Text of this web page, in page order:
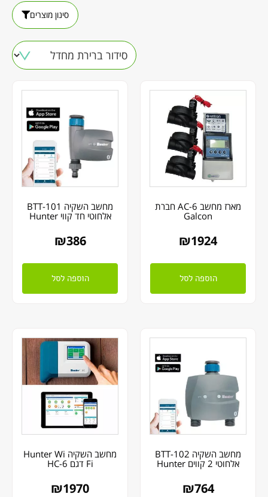
סינון מוצרים
מארז מחשב AC-6 חברת
Galcon
₪1924
הוספה לסל
מחשב השקיה BTT-101
אלחוטי חד קווי Hunter
₪386
הוספה לסל
מחשב השקיה BTT-102
אלחוטי 2 קווים Hunter
₪764
מחשב השקיה Hunter Wi
Fi דגם HC-6
₪1970